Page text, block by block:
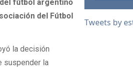
fútbol argentino
del Fútbol
la decisión
suspender la
Tweets by